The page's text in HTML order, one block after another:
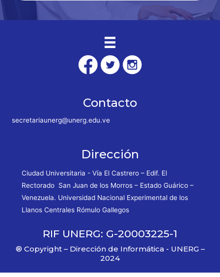
Contacto
secretariaunerg@unerg.edu.ve
Dirección
Ciudad Universitaria - Vía El Castrero – Edif. El
Rectorado San Juan de los Morros – Estado Guárico –
Venezuela. Universidad Nacional Experimental de los
Llanos Centrales Rómulo Gallegos
RIF UNERG: G-20003225-1
® Copyright – Dirección de Informática - UNERG –
2024